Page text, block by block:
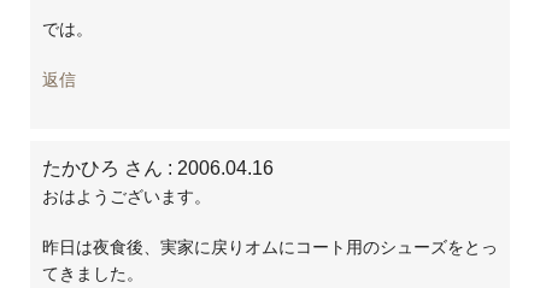
では。
返信
たかひろ さん : 2006.04.16
おはようございます。
昨日は夜食後、実家に戻りオムにコート用のシューズをとっ
てきました。